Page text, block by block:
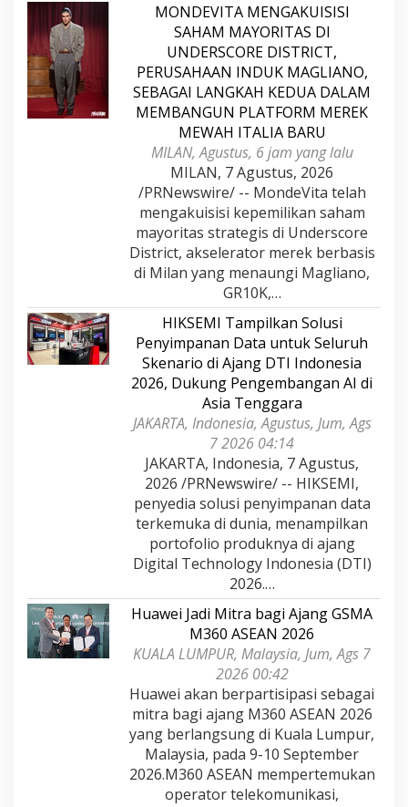
MONDEVITA MENGAKUISISI
SAHAM MAYORITAS DI
UNDERSCORE DISTRICT,
PERUSAHAAN INDUK MAGLIANO,
SEBAGAI LANGKAH KEDUA DALAM
MEMBANGUN PLATFORM MEREK
MEWAH ITALIA BARU
MILAN, Agustus, 6 jam yang lalu
MILAN, 7 Agustus, 2026
/PRNewswire/ -- MondeVita telah
mengakuisisi kepemilikan saham
mayoritas strategis di Underscore
District, akselerator merek berbasis
di Milan yang menaungi Magliano,
GR10K,…
HIKSEMI Tampilkan Solusi
Penyimpanan Data untuk Seluruh
Skenario di Ajang DTI Indonesia
2026, Dukung Pengembangan AI di
Asia Tenggara
JAKARTA, Indonesia, Agustus, Jum, Ags
7 2026 04:14
JAKARTA, Indonesia, 7 Agustus,
2026 /PRNewswire/ -- HIKSEMI,
penyedia solusi penyimpanan data
terkemuka di dunia, menampilkan
portofolio produknya di ajang
Digital Technology Indonesia (DTI)
2026.…
Huawei Jadi Mitra bagi Ajang GSMA
M360 ASEAN 2026
KUALA LUMPUR, Malaysia, Jum, Ags 7
2026 00:42
Huawei akan berpartisipasi sebagai
mitra bagi ajang M360 ASEAN 2026
yang berlangsung di Kuala Lumpur,
Malaysia, pada 9-10 September
2026.M360 ASEAN mempertemukan
operator telekomunikasi,